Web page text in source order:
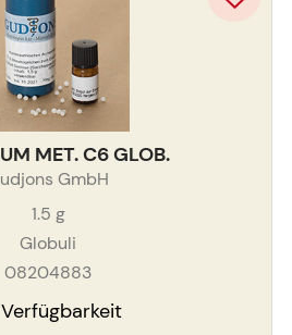
MET. C6 GLOB.
GmbH
1.5 g
Globuli
08204883
Verfügbarkeit